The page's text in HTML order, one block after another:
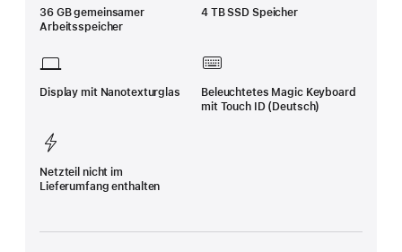
36 GB gemeinsamer
Arbeitsspeicher
4 TB SSD Speicher
Display mit Nanotexturglas
Beleuchtetes Magic Keyboard
mit Touch ID (Deutsch)
Netzteil nicht im
Lieferumfang enthalten